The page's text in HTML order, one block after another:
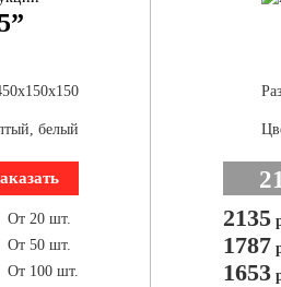
белый
От 20 шт.
От 50 шт.
От 100 шт.
2135
1787
1653